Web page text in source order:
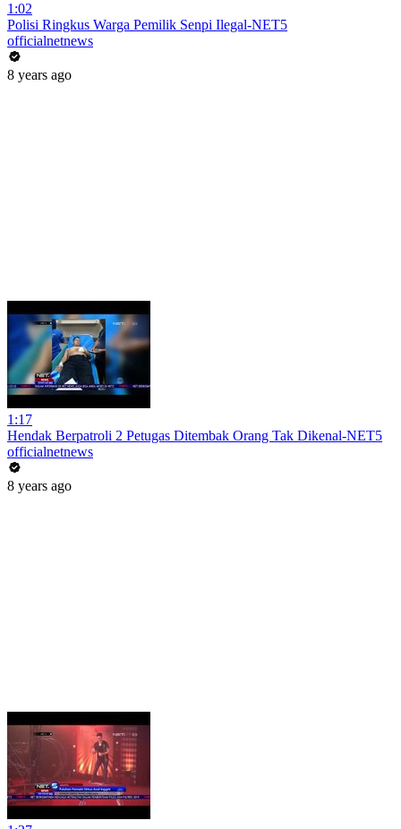
1:02
Polisi Ringkus Warga Pemilik Senpi Ilegal-NET5
officialnetnews
8 years ago
1:17
Hendak Berpatroli 2 Petugas Ditembak Orang Tak Dikenal-NET5
officialnetnews
8 years ago